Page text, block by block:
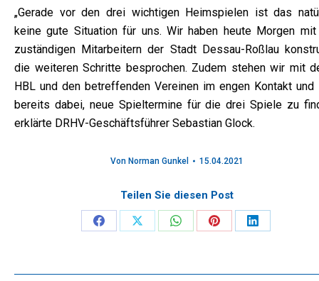
„Gerade vor den drei wichtigen Heimspielen ist das
keine gute Situation für uns. Wir haben heute Morgen
zuständigen Mitarbeitern der Stadt Dessau-Roßlau
die weiteren Schritte besprochen. Zudem stehen wir mit
HBL und den betreffenden Vereinen im engen Kontakt und
bereits dabei, neue Spieltermine für die drei Spiele zu
erklärte DRHV-Geschäftsführer Sebastian Glock.
Von Norman Gunkel 15.04.2021
Teilen Sie diesen Post
Share
Facebook
Share
X
Share
WhatsApp
Share
Pinterest
Share
LinkedIn